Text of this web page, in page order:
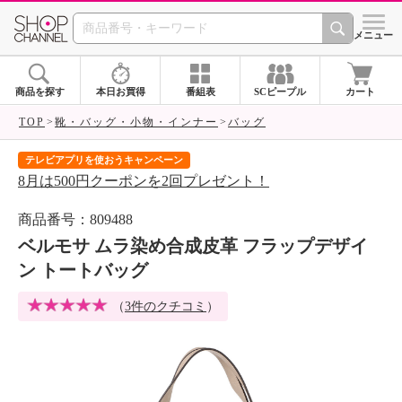
SHOP CHANNEL シメニュー
商品を探す 本日お買得 番組表 SCピープル カート
TOP 靴・バッグ・小物・インナー バッグ
テレビアプリを使おうキャンペーン
8月は500円クーポンを2回プレゼント！
商品番号：809488
ベルモサ ムラ染め合成皮革 フラップデザイ
ン トートバッグ
（3件のクチコミ ）